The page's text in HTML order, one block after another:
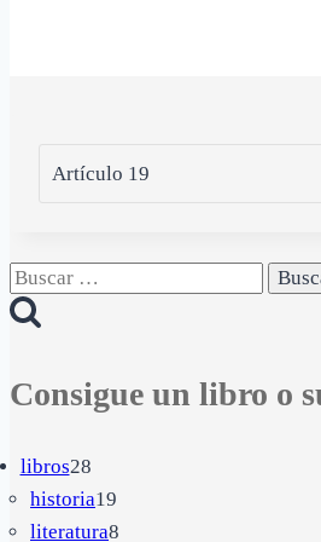
Artículo 19
Buscar:
Consigue un libro o
libros2828
productos
historia19
productos
literatura8